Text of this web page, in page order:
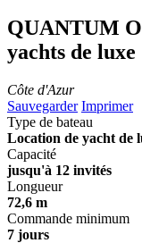
QUANTUM
yachts de luxe
Côte d'Azur
Sauvegarder Imprimer
Type de bateau
Location de yacht de
Capacité
jusqu'à 12 invités
Longueur
72,6 m
Commande minimum
7 jours